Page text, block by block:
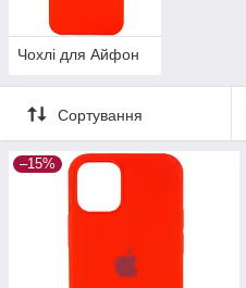
Чохлі для Айфон
Сортування
–15%